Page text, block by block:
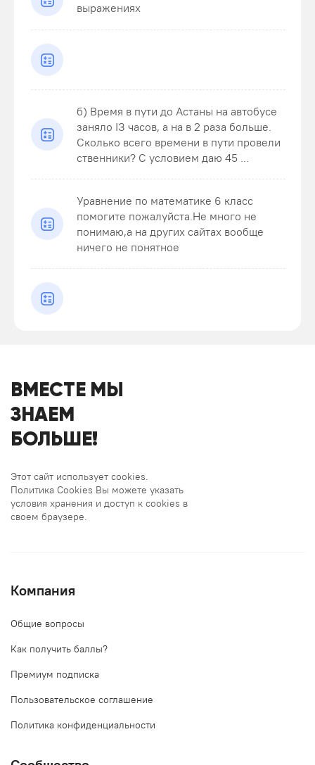
выражениях
б) Время в пути до Астаны на автобусе
заняло ІЗ часов, а на в 2 раза больше.
Сколько всего времени в пути провели
ственники? С условием даю 45 ...
Уравнение по математике 6 класс
помогите пожалуйста.Не много не
понимаю,а на других сайтах вообще
ничего не понятное
ВМЕСТЕ МЫ
ЗНАЕМ
БОЛЬШЕ!
Этот сайт использует cookies.
Политика Cookies Вы можете указать
условия хранения и доступ к cookies в
своем браузере.
Компания
Общие вопросы
Как получить баллы?
Премиум подписка
Пользовательское соглашение
Политика конфиденциальности